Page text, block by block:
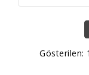
Gösterilen: